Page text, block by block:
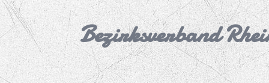
Bezirksverband